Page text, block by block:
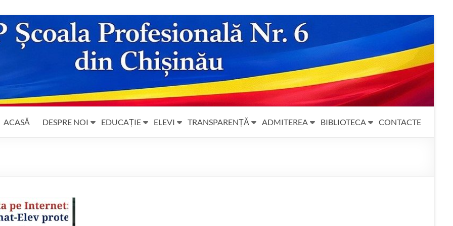
ACASĂ DESPRE NOI EDUCAȚIE ELEVI TRANSPARENȚĂ ADMITEREA BIBLIOTECA CONTACTE